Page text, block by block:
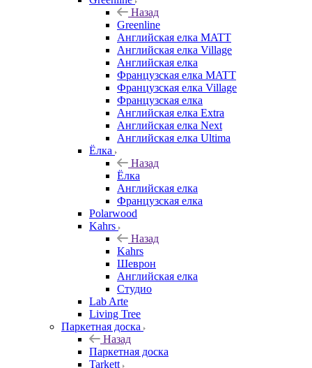
Назад
Greenline
Английская елка MATT
Английская елка Village
Английская елка
Французская елка MATT
Французская елка Village
Французская елка
Английская елка Extra
Английская елка Next
Английская елка Ultima
Ёлка
Назад
Ёлка
Английская елка
Французская елка
Polarwood
Kahrs
Назад
Kahrs
Шеврон
Английская елка
Студио
Lab Arte
Living Tree
Паркетная доска
Назад
Паркетная доска
Tarkett